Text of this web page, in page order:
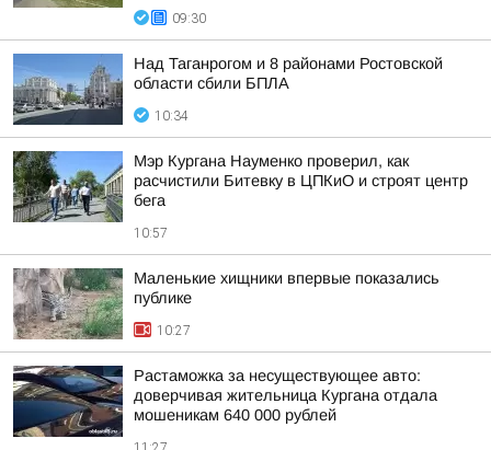
09:30
Над Таганрогом и 8 районами Ростовской
области сбили БПЛА
10:34
Мэр Кургана Науменко проверил, как
расчистили Битевку в ЦПКиО и строят центр
бега
10:57
Маленькие хищники впервые показались
публике
10:27
Растаможка за несуществующее авто:
доверчивая жительница Кургана отдала
мошеникам 640 000 рублей